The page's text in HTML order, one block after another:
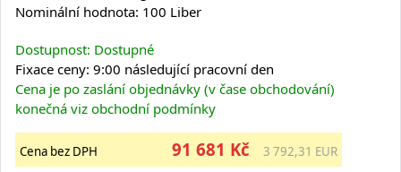
Nominální hodnota: 100 Liber
Dostupnost: Dostupné
Fixace ceny: 9:00 následující pracovní den
Cena je po zaslání objednávky (v čase obchodování)
konečná viz obchodní podmínky
Cena bez DPH 91 681 Kč
3 792,31 EUR